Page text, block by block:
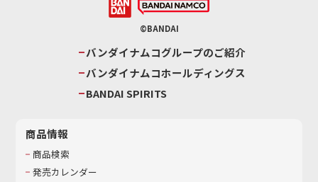
©BANDAI
バンダイナムコグループのご紹介
バンダイナムコホールディングス
BANDAI SPIRITS
商品情報
商品検索
発売カレンダー